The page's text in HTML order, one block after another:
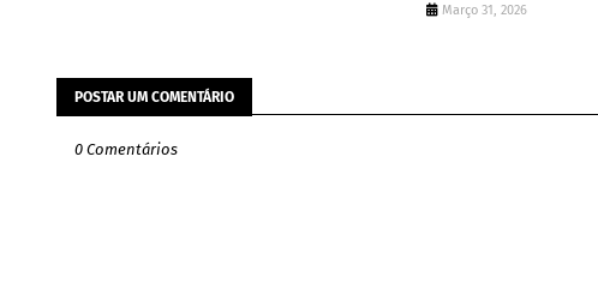
Março 31, 2026
POSTAR UM COMENTÁRIO
0 Comentários